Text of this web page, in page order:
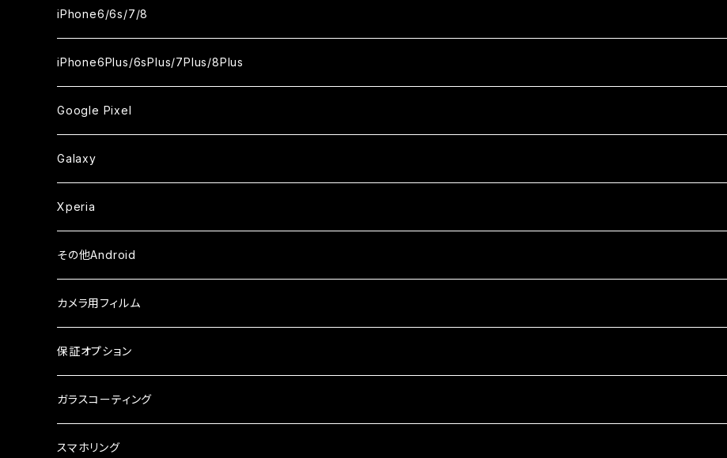
セラミックフィルム
セラミックフィルム
セラミックフィルム
ガラスフィルム
セラミックフィルム
セラミックフィルム
ガラスフィルム
セラミックフィルム
iPhone11Pro Max
ガラスフィルム
セラミックフィルム
ガラスフィルム
セラミックフィルム
iPhoneXS
ガラスフィルム
セラミックフィルム
iPhoneXR
ガラスフィルム
セラミックフィルム
iPhoneXSMax
ガラスフィルム
セラミックフィルム
iPhoneSE3
ガラスフィルム
ケース
iPhoneSE2
ガラスフィルム
ケース
iPhone6/6s/7/8
iPhone8
ガラスフィルム
セラミックフィルム
iPhone7
ガラスフィルム
セラミックフィルム
iPhone6s
ガラスフィルム
ケース・カバー
iPhone6
ガラスフィルム
ケース・カバー
iPhone6Plus/6sPlus/7Plus/8Plus
iPhone6Plus
ガラスフィルム
ケース
iPhone6sPlus
ガラスフィルム
ケース
iPhone7Plus
ガラスフィルム
ケース
iPhone8Plus
ガラスフィルム
ケース
Google Pixel
ガラスフィルム
セラミックフィルム
ケース
Galaxy
ガラスフィルム
セラミックフィルム
ケース
Xperia
ガラスフィルム
その他Android
AQUOS
ガラスフィルム
arrows
ガラスフィルム
シンプルスマホ
ガラスフィルム
らくらくスマホ
カメラ用フィルム
iPhone
iPhone17e
iPhone17ProMax
Android
保証オプション
ガラスコーティング
スマホリング